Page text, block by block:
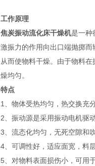
工作原理
焦炭振动流化床干燥机是一种
激振力的作用向出口端抛掷
从而使物料干燥。由于物料
燥均匀。
特点
1、物体受热均匀，热交换充
2、振动源是采用振动电机驱
3、流态化均匀，无死空隙和
4、可调性好，适应面宽，料
5、对物料表面损伤小，可用